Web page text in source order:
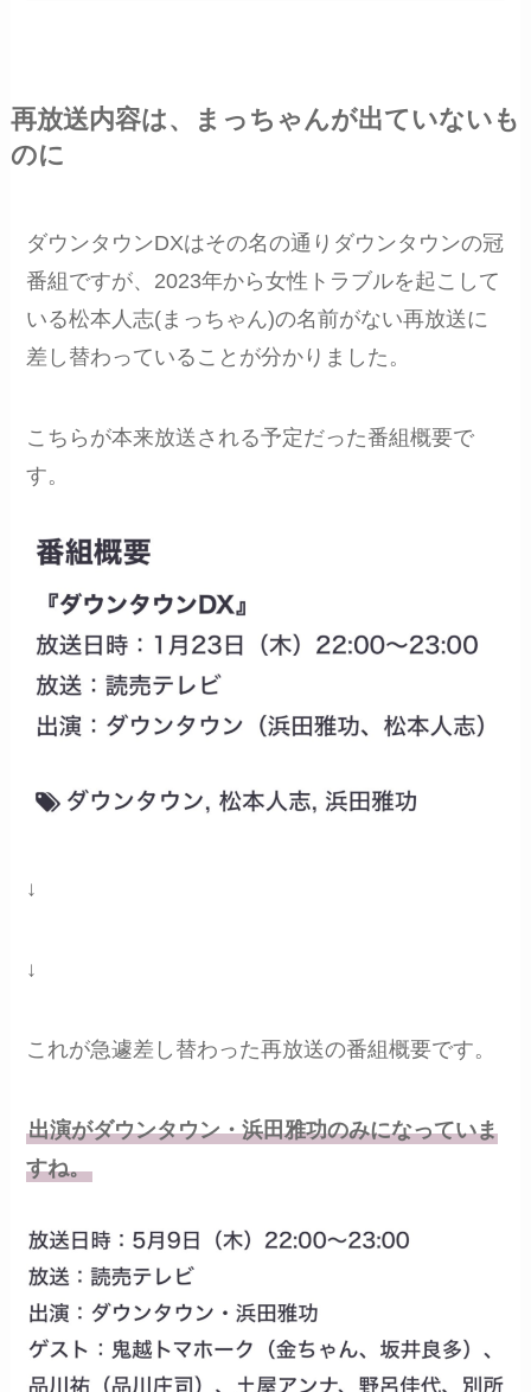
再放送内容は、まっちゃんが出ていないも
のに
ダウンタウンDXはその名の通りダウンタウンの冠
番組ですが、2023年から女性トラブルを起こして
いる松本人志(まっちゃん)の名前がない再放送に
差し替わっていることが分かりました。
こちらが本来放送される予定だった番組概要で
す。
↓
↓
これが急遽差し替わった再放送の番組概要です。
出演がダウンタウン・浜田雅功のみになっていま
すね。